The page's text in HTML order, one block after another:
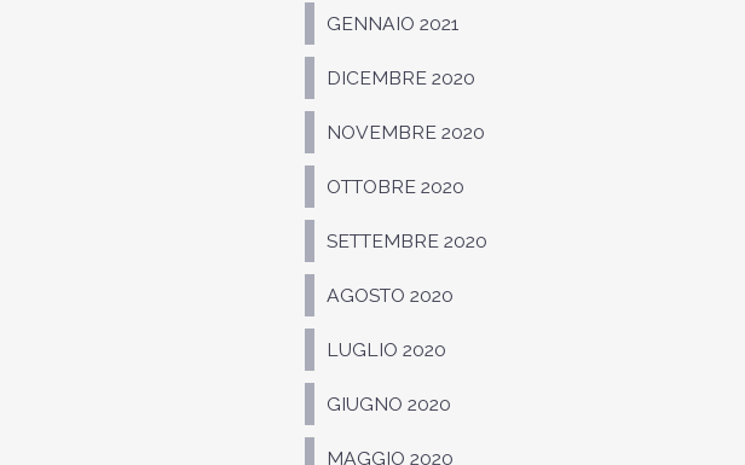
GENNAIO 2021
DICEMBRE 2020
NOVEMBRE 2020
OTTOBRE 2020
SETTEMBRE 2020
AGOSTO 2020
LUGLIO 2020
GIUGNO 2020
MAGGIO 2020